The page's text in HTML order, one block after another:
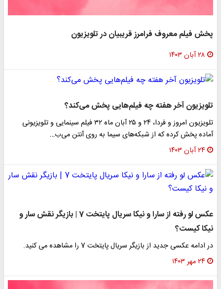
پخش فیلم معروف فرامرز قریبیان در تلویزیون
۲۸ آبان ۱۴۰۳
تلویزیون آخر هفته چه فیلم‌هایی پخش می‌کند؟
تلویزیون امروز و فردا، ۲۴ و ۲۵ آبان ماه ۳۲ فیلم سینمایی و تلویزیونی
آماده پخش کرده که از شبکه‌های سیما به روی آنتن می‌ب…
۲۴ آبان ۱۴۰۳
عکس لو رفته از سارا و نیکا سریال پایتخت 7 | بازیگر نقش سار و
نیکا کیست؟
در ادامه عکسی جدید از بازیگر سریال پایتخت 7 را مشاهده می کنید.
۲۴ مهر ۱۴۰۳